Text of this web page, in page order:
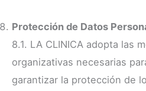
Protección de Datos
8.1. LA CLINICA adopta las
organizativas necesarias
garantizar la protección de